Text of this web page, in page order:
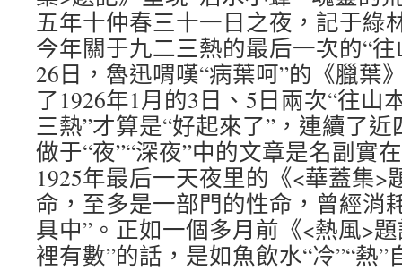
五年十仲春三十一日之夜，記于綠
今年關于九二三熱的最后一次的“
26日，魯迅喟嘆“病葉呵”的《臘葉
了1926年1月的3日、5日兩次“往山
三熱”才算是“好起來了”，連續了
做于“夜”“深夜”中的文章是名副實
1925年最后一天夜里的《<華蓋集>
命，至多是一部門的性命，曾經消
具中”。正如一個多月前《<熱風>
裡有數”的話，是如魚飲水“冷”“熱”